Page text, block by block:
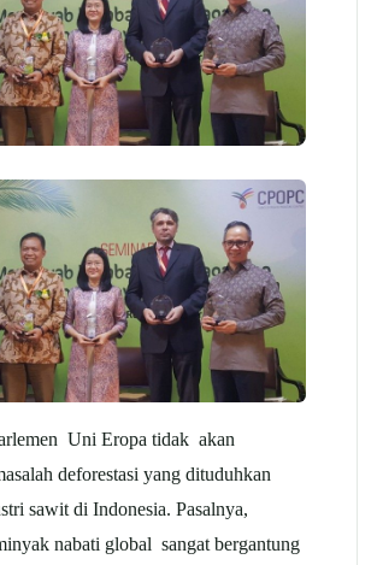
Uni Eropa tidak akan
deforestasi yang dituduhkan
sawit di Indonesia. Pasalnya,
nabati global sangat bergantung